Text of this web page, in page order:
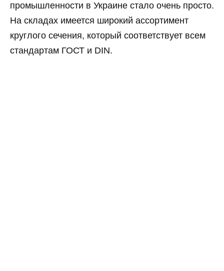
промышленности в Украине стало очень просто.
На складах имеется широкий ассортимент
круглого сечения, который соответствует всем
стандартам ГОСТ и DIN.